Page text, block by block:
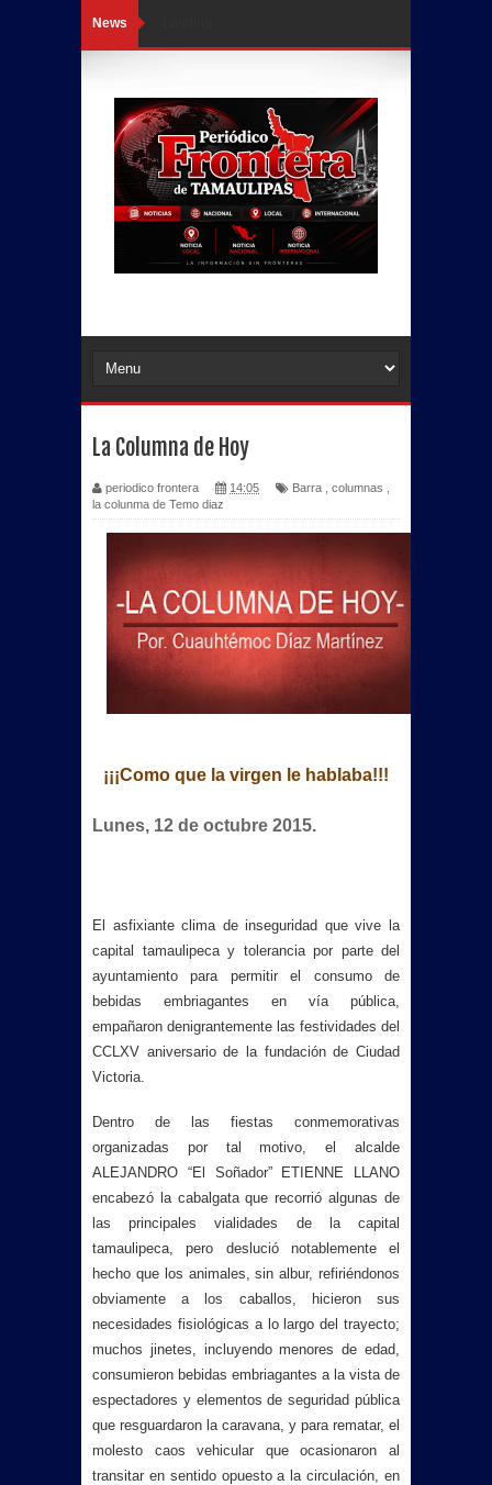
News
La Columna de Hoy
periodico frontera 14:05 Barra columnas
la colunma de Temo diaz
¡¡¡Como que la virgen le hablaba!!!
Lunes, 12 de octubre 2015.
El asfixiante clima de inseguridad que vive la
capital tamaulipeca y tolerancia por parte del
ayuntamiento para permitir el consumo de
bebidas embriagantes en vía pública,
empañaron denigrantemente las festividades del
CCLXV aniversario de la fundación de Ciudad
Victoria.
Dentro de las fiestas conmemorativas
organizadas por tal motivo, el alcalde
ALEJANDRO “El Soñador” ETIENNE LLANO
encabezó la cabalgata que recorrió algunas de
las principales vialidades de la capital
tamaulipeca, pero deslució notablemente el
hecho que los animales, sin albur, refiriéndonos
obviamente a los caballos, hicieron sus
necesidades fisiológicas a lo largo del trayecto;
muchos jinetes, incluyendo menores de edad,
consumieron bebidas embriagantes a la vista de
espectadores y elementos de seguridad pública
que resguardaron la caravana, y para rematar, el
molesto caos vehicular que ocasionaron al
transitar en sentido opuesto a la circulación, en